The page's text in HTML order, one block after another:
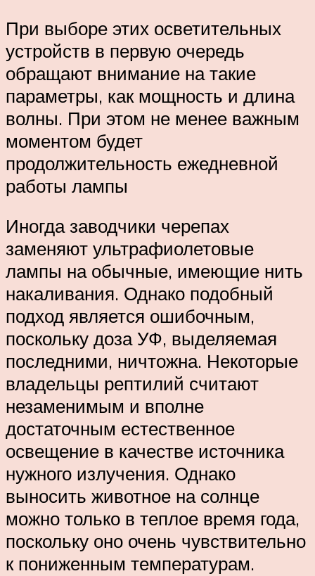
При выборе этих осветительных
устройств в первую очередь
обращают внимание на такие
параметры, как мощность и длина
волны. При этом не менее важным
моментом будет
продолжительность ежедневной
работы лампы
Иногда заводчики черепах
заменяют ультрафиолетовые
лампы на обычные, имеющие нить
накаливания. Однако подобный
подход является ошибочным,
поскольку доза УФ, выделяемая
последними, ничтожна. Некоторые
владельцы рептилий считают
незаменимым и вполне
достаточным естественное
освещение в качестве источника
нужного излучения. Однако
выносить животное на солнце
можно только в теплое время года,
поскольку оно очень чувствительно
к пониженным температурам.